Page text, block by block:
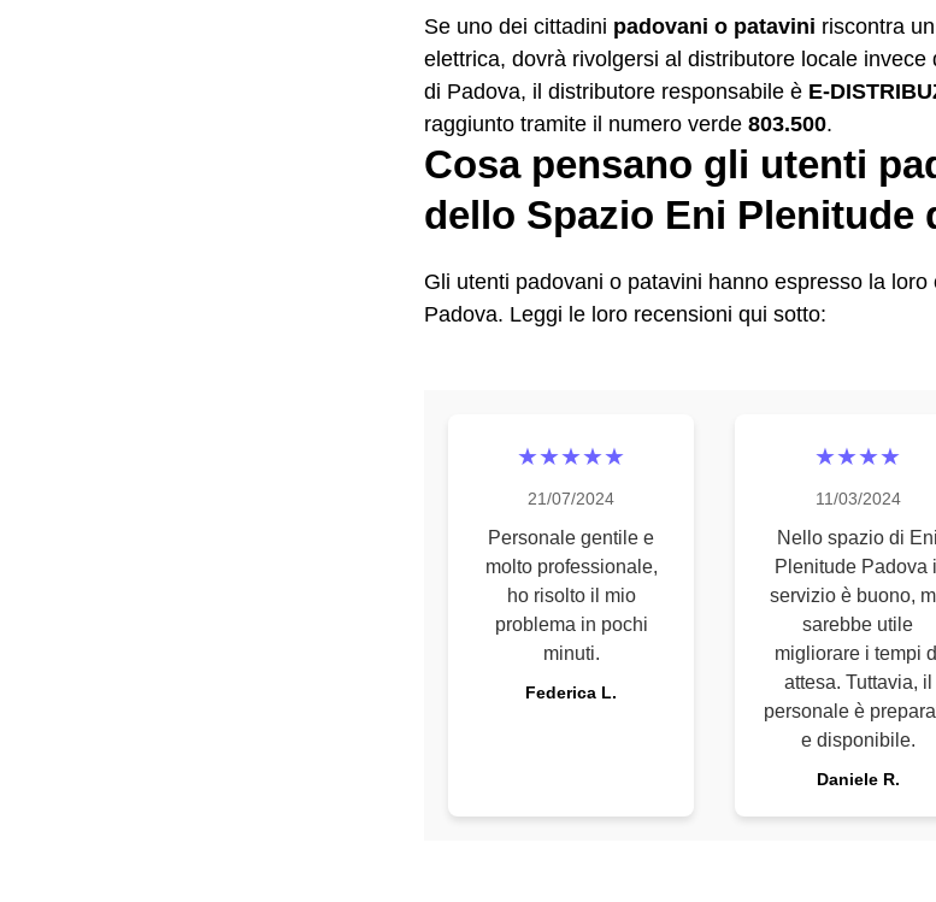
Se uno dei cittadini padovani o patavini riscontra
elettrica, dovrà rivolgersi al distributore locale invece
di Padova, il distributore responsabile è E-
raggiunto tramite il numero verde 803.500.
Cosa pensano gli utenti
dello Spazio Eni Plenitude
Gli utenti padovani o patavini hanno espresso la
Padova. Leggi le loro recensioni qui sotto:
★★★★★
21/07/2024
Personale gentile e
molto professionale,
ho risolto il mio
problema in pochi
minuti.
Federica L.
★★★★
11/03/2024
Nello spazio di Eni
Plenitude Padova il
servizio è buono,
sarebbe utile
migliorare i tempi
attesa. Tuttavia, il
personale è
e disponibile.
Daniele R.